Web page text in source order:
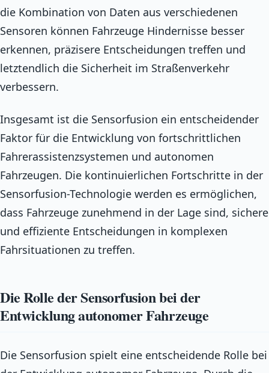
die Kombination von Daten aus verschiedenen
Sensoren können Fahrzeuge Hindernisse besser
erkennen, präzisere Entscheidungen treffen und
letztendlich die Sicherheit im Straßenverkehr
verbessern.
Insgesamt ist die Sensorfusion ein entscheidender
Faktor für die Entwicklung von fortschrittlichen
Fahrerassistenzsystemen und autonomen
Fahrzeugen. Die kontinuierlichen Fortschritte in der
Sensorfusion-Technologie werden es ermöglichen,
dass Fahrzeuge zunehmend in der Lage sind, sichere
und effiziente Entscheidungen in komplexen
Fahrsituationen zu treffen.
Die Rolle der Sensorfusion bei der
Entwicklung autonomer Fahrzeuge
Die Sensorfusion spielt eine entscheidende Rolle bei